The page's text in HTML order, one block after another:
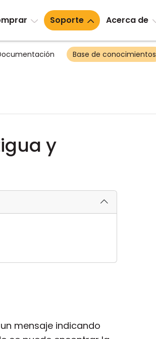
Soporte Acerca de
Base de conocimientos
y
mensaje indicando